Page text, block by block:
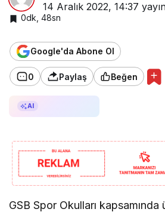
14 Aralık 2022, 14:37
0dk, 48sn
Google'da Abone Ol
0 Paylaş Beğen
AI
GSB Spor Okulları